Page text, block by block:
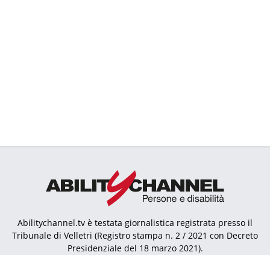
Abilitychannel.tv è testata giornalistica registrata presso il
Tribunale di Velletri (Registro stampa n. 2 / 2021 con Decreto
Presidenziale del 18 marzo 2021).